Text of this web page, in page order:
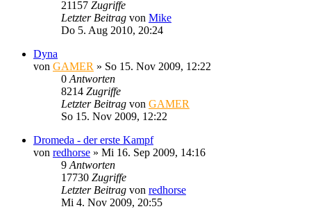
21157 Zugriffe
Letzter Beitrag von Mike
Do 5. Aug 2010, 20:24
Dyna
von GAMER » So 15. Nov 2009, 12:22
0 Antworten
8214 Zugriffe
Letzter Beitrag von GAMER
So 15. Nov 2009, 12:22
Dromeda - der erste Kampf
von redhorse » Mi 16. Sep 2009, 14:16
9 Antworten
17730 Zugriffe
Letzter Beitrag von redhorse
Mi 4. Nov 2009, 20:55